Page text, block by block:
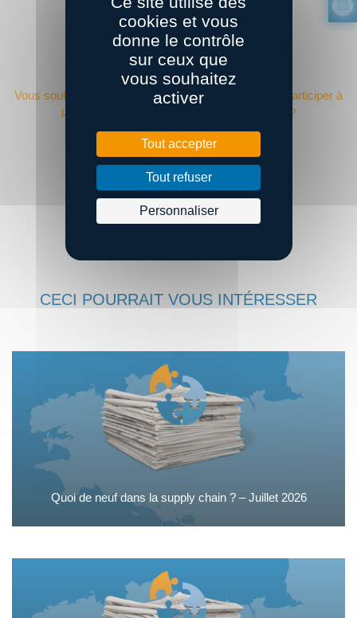
DEVENIR ADHÉRENT ?
Vous souhaitez adhérer à Bretagne Supply Chain et participer à
la performance de la supply chain régionale ?
Devenir adhérent
CECI POURRAIT VOUS INTÉRESSER
Quoi de neuf dans la supply chain ? – Juillet 2026
cookies et vous
donne le contrôle
sur ceux que
vous souhaitez
activer
Tout accepter
Tout refuser
Personnaliser